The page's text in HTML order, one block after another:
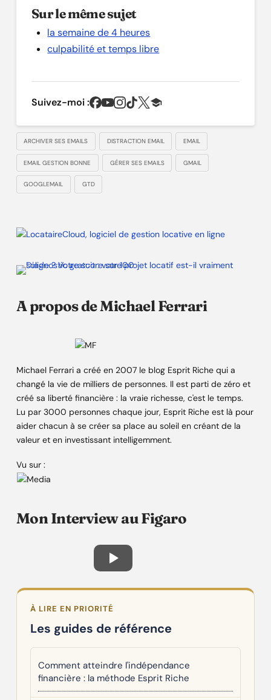
Sur le même sujet
la semaine de 4 heures
culpabilité et temps libre
Suivez-moi :
ARCHIVER SES EMAILS DISTRACTION EMAIL EMAIL
EMAIL GESTION BONNE GÉRER SES EMAILS GMAIL
GOOGLEMAIL GTD
A propos de Michael Ferrari
Michael Ferrari a créé en 2007 le blog Esprit Riche qui a
changé la vie de milliers de personnes. Il est parti de zéro et
créé sa liberté financière : la vraie richesse, c'est le temps.
Lu par 3000 personnes chaque jour, Esprit Riche est là pour
aider chacun à se créer sa place au soleil en créant de la
valeur et en investissant intelligemment.
Vu sur :
Mon Interview au Figaro
À LIRE EN PRIORITÉ
Les guides de référence
Comment atteindre l'indépendance
financière : la méthode Esprit Riche